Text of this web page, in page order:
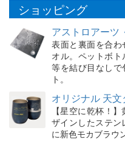
ショッピング
アストロアーツ
表面と裏面を合
オル。ペットボ
等を結び目なし
ト。
オリジナル 天
【星空に乾杯！
ザインしたステ
に新色モカブラウ